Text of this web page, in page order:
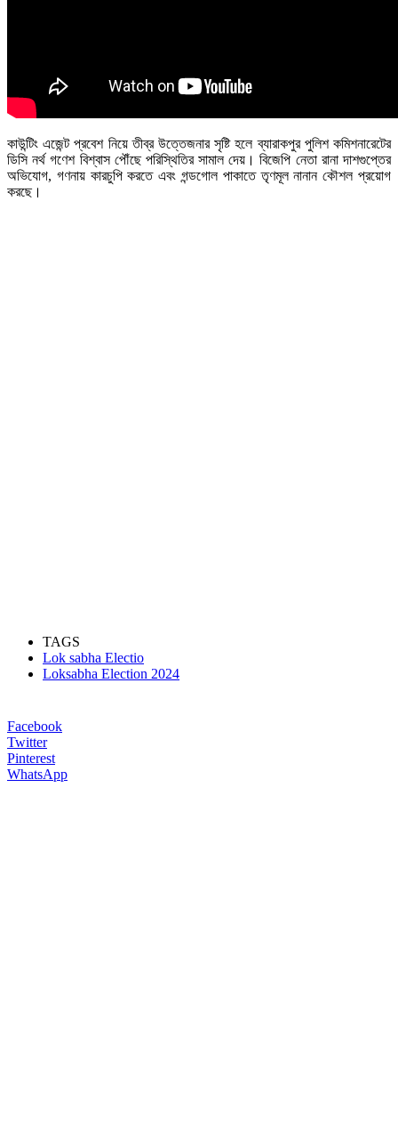
কাউন্টিং এজেন্ট প্রবেশ নিয়ে তীব্র উত্তেজনার সৃষ্টি হলে ব্যারাকপুর পুলিশ কমিশনারেটের
ডিসি নর্থ গণেশ বিশ্বাস পৌঁছে পরিস্থিতির সামাল দেয়। বিজেপি নেতা রানা দাশগুপ্তের
অভিযোগ, গণনায় কারচুপি করতে এবং গন্ডগোল পাকাতে তৃণমূল নানান কৌশল প্রয়োগ
করছে।
TAGS
Lok sabha Electio
Loksabha Election 2024
Facebook
Twitter
Pinterest
WhatsApp